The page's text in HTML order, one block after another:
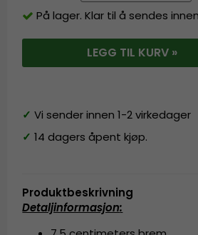
På lager. Klar til å sendes
LEGG TIL KURV »
✓ Vi sender innen 1-2 virkedager
✓ 14 dagers åpent kjøp.
Produktbeskrivning
Detaljinformasjon: